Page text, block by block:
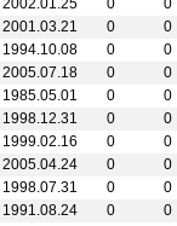
2002.01.25 0
0
2001.03.21 0
0
1994.10.08 0
0
2005.07.18 0
0
1985.05.01 0
0
1998.12.31 0
0
1999.02.16 0
0
2005.04.24 0
0
1998.07.31 0
0
1991.08.24 0 0